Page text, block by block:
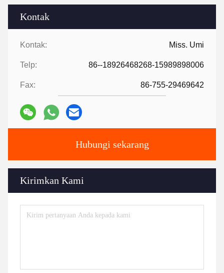
Kontak
Kontak: Miss. Umi
Telp: 86--18926468268-15989898006
Fax: 86-755-29469642
Hubungi sekarang
Kirimkan Kami